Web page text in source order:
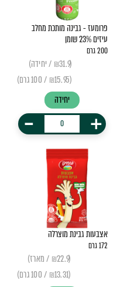
פרומעז - גבינה מותכת מחלב
עיזים 23% שומן
200 גרם
(₪31.9 / יחידה)
(₪15.95 / 100 גרם)
יחידה
+
-
אצבעות גבינת מוצרלה
172 גרם
(₪22.9 / מארז)
(₪13.31 / 100 גרם)